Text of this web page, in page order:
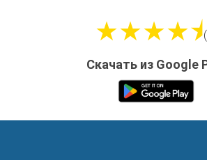
★★★★⯨
Скачать из Google